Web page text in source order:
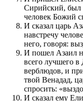
Сирийский, был
человек Божий
И сказал царь
навстречу
него, говоря:
И пошел Азаил
всего лучшего в
верблюдов, и
твой Венадад,
спросить:
И сказал ему